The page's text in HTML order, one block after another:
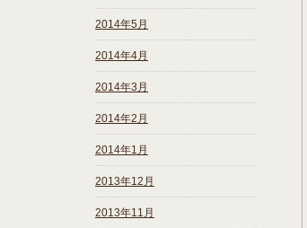
2014年5月
2014年4月
2014年3月
2014年2月
2014年1月
2013年12月
2013年11月